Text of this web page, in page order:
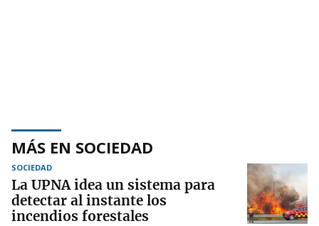
MÁS EN SOCIEDAD
SOCIEDAD
La UPNA idea un sistema para
detectar al instante los
incendios forestales